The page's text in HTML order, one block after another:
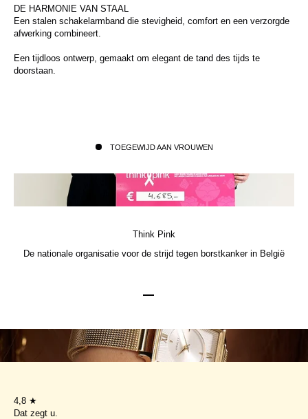
DE HARMONIE VAN STAAL
Een stalen schakelarmband die stevigheid, comfort en een verzorgde
afwerking combineert.
Een tijdloos ontwerp, gemaakt om elegant de tand des tijds te
doorstaan.
TOEGEWIJD AAN VROUWEN
Think Pink
De nationale organisatie voor de strijd tegen borstkanker in België
4,8 ★
Dat zegt u.